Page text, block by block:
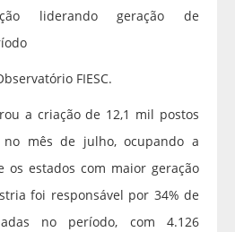
liderando geração de
FIESC.
a criação de 12,1 mil postos
mês de julho, ocupando a
os estados com maior geração
foi responsável por 34% de
no período, com 4.126